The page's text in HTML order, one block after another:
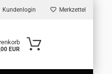
Kundenlogin Merkzettel
EUR